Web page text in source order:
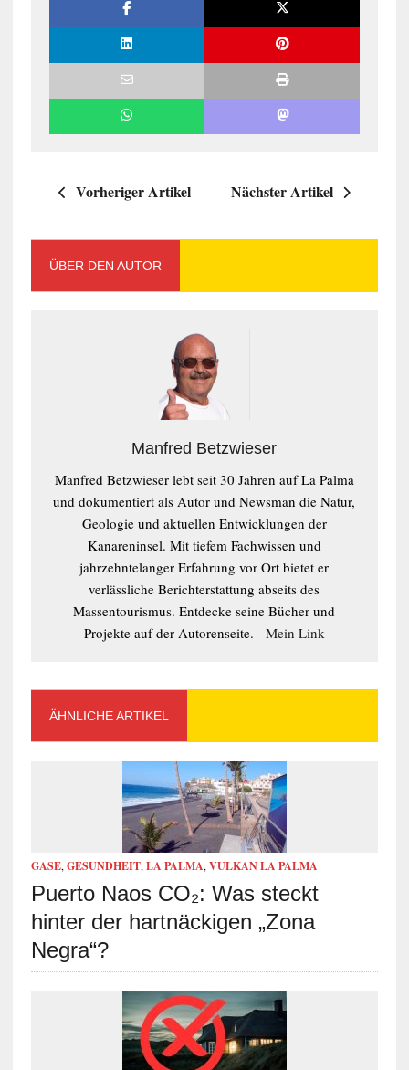
Vorheriger Artikel Nächster Artikel
ÜBER DEN AUTOR
Manfred Betzwieser
Manfred Betzwieser lebt seit 30 Jahren auf La Palma
und dokumentiert als Autor und Newsman die Natur,
Geologie und aktuellen Entwicklungen der
Kanareninsel. Mit tiefem Fachwissen und
jahrzehntelanger Erfahrung vor Ort bietet er
verlässliche Berichterstattung abseits des
Massentourismus. Entdecke seine Bücher und
Projekte auf der Autorenseite. - Mein Link
ÄHNLICHE ARTIKEL
GASE,GESUNDHEIT,LA PALMA,VULKAN LA PALMA
Puerto Naos CO₂: Was steckt
hinter der hartnäckigen „Zona
Negra“?